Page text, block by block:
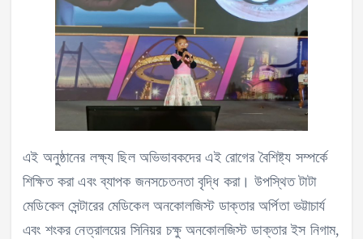
এই অনুষ্ঠানের লক্ষ্য ছিল অভিভাবকদের এই রোগের বৈশিষ্ট্য সম্পর্কে
শিক্ষিত করা এবং ব্যাপক জনসচেতনতা বৃদ্ধি করা। উপস্থিত টাটা
মেডিকেল সেন্টারের মেডিকেল অনকোলজিস্ট ডাক্তার অর্পিতা ভট্টাচার্য
এবং শংকর নেত্রালয়ের সিনিয়র চক্ষু অনকোলজিস্ট ডাক্তার ইস নিগাম,